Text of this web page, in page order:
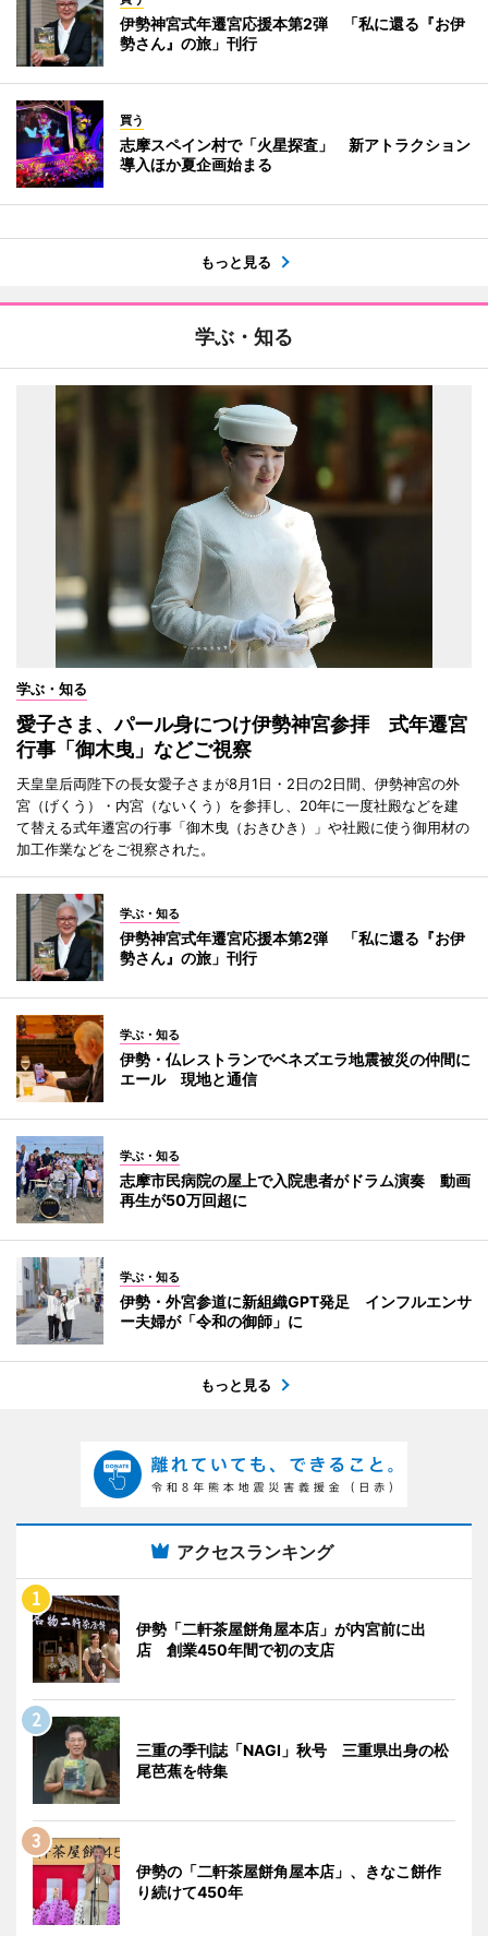
伊勢神宮式年遷宮応援本第2弾 「私に還る『お伊
勢さん』の旅」刊行
買う
志摩スペイン村で「火星探査」 新アトラクション
導入ほか夏企画始まる
もっと見る
学ぶ・知る
学ぶ・知る
愛子さま、パール身につけ伊勢神宮参拝 式年遷宮
行事「御木曳」などご視察
天皇皇后両陛下の長女愛子さまが8月1日・2日の2日間、伊勢神宮の外
宮（げくう）・内宮（ないくう）を参拝し、20年に一度社殿などを建
て替える式年遷宮の行事「御木曳（おきひき）」や社殿に使う御用材の
加工作業などをご視察された。
学ぶ・知る
伊勢神宮式年遷宮応援本第2弾 「私に還る『お伊
勢さん』の旅」刊行
学ぶ・知る
伊勢・仏レストランでベネズエラ地震被災の仲間に
エール 現地と通信
学ぶ・知る
志摩市民病院の屋上で入院患者がドラム演奏 動画
再生が50万回超に
学ぶ・知る
伊勢・外宮参道に新組織GPT発足 インフルエンサ
ー夫婦が「令和の御師」に
もっと見る
アクセスランキング
伊勢「二軒茶屋餅角屋本店」が内宮前に出
店 創業450年間で初の支店
三重の季刊誌「NAGI」秋号 三重県出身の松
尾芭蕉を特集
伊勢の「二軒茶屋餅角屋本店」、きなこ餅作
り続けて450年